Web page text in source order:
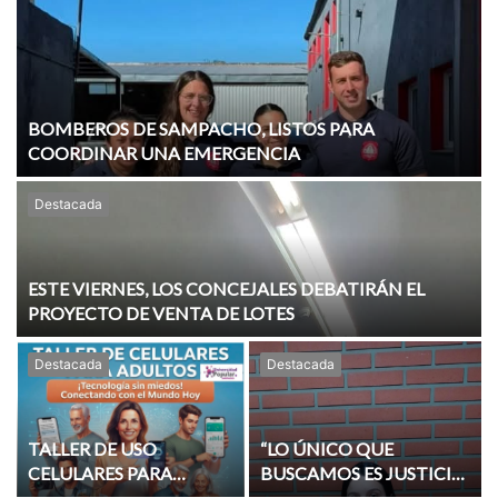
BOMBEROS DE SAMPACHO, LISTOS PARA
COORDINAR UNA EMERGENCIA
Destacada
ESTE VIERNES, LOS CONCEJALES DEBATIRÁN EL
PROYECTO DE VENTA DE LOTES
Destacada
TALLER DE USO
CELULARES PARA
Destacada
“LO ÚNICO QUE
BUSCAMOS ES JUSTICIA